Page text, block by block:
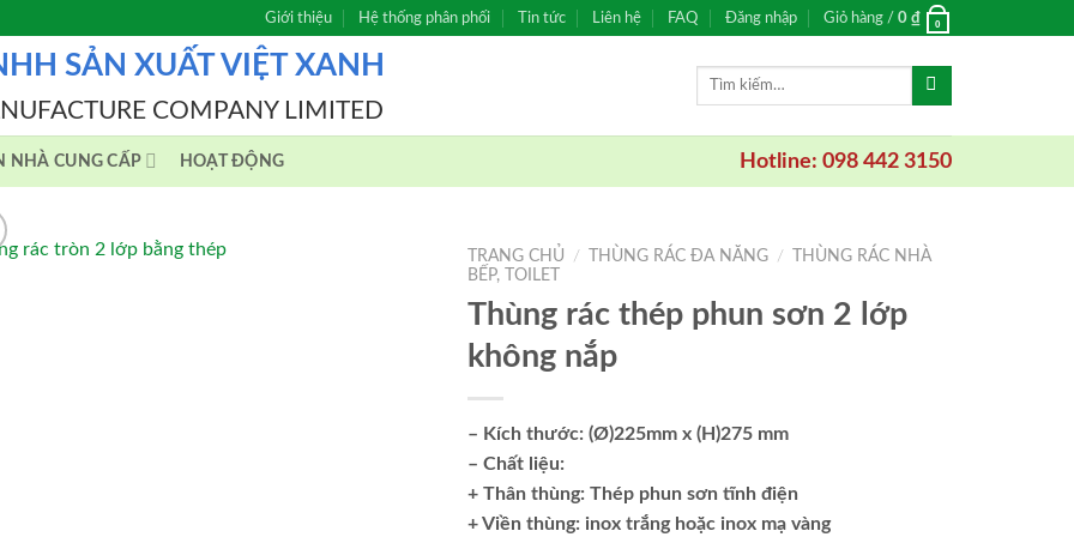
Giới thiệu Hệ thống phân phối Tin tức Liên hệ FAQ Đăng nhập Giỏ hàng / 0 ₫ 0
SẢN XUẤT VIỆT XANH
COMPANY LIMITED
Tìm
NHÀ CUNG CẤP HOẠT ĐỘNG Hotline: 098 442 3150
TRANG CHỦ / THÙNG RÁC ĐA NĂNG /
THÙNG RÁC NHÀ
BẾP, TOILET
Thùng rác thép phun sơn 2 lớp
không nắp
– Kích thước: (Ø)225mm x (H)275 mm
– Chất liệu:
+ Thân thùng: Thép phun sơn tĩnh điện
+ Viền thùng: inox trắng hoặc inox mạ vàng